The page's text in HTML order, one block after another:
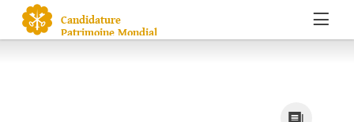
Candidature
Patrimoine Mondial